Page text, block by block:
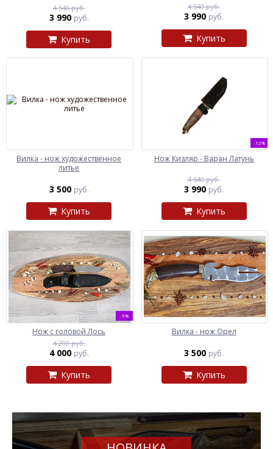
4 540 руб.
3 990 руб.
Купить
4 540 руб.
3 990 руб.
Купить
Вилка - нож художественное
литье
3 500 руб.
Купить
-12%
Нож Кизляр - Варан Латунь
4 540 руб.
3 990 руб.
Купить
-5%
Нож с головой Лось
4 200 руб.
4 000 руб.
Купить
Вилка - нож Орел
3 500 руб.
Купить